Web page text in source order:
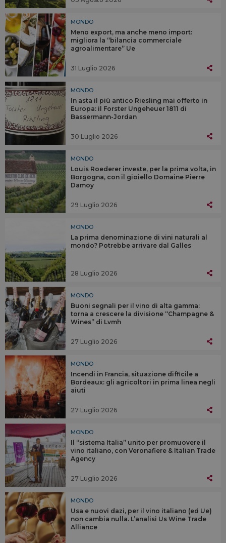
MONDO
Meno export, ma anche meno import:
migliora la “bilancia commerciale
agroalimentare” Ue
31 Luglio 2026
MONDO
In asta il più antico Riesling mai offerto in
Europa: il Forster Ungeheuer 1811 di
Bassermann-Jordan
30 Luglio 2026
MONDO
Louis Roederer investe, per la prima volta, in
Borgogna, con il gioiello Domaine Pierre
Damoy
29 Luglio 2026
MONDO
La prima denominazione di vini naturali al
mondo? Potrebbe arrivare dal Galles
28 Luglio 2026
MONDO
Buoni segnali per il vino di alta gamma:
torna a crescere la divisione “Champagne &
Wines” di Lvmh
27 Luglio 2026
MONDO
Incendi in Francia, situazione difficile a
Bordeaux: gli agricoltori in prima linea negli
aiuti
27 Luglio 2026
MONDO
Il “sistema Italia” unito per promuovere il
vino italiano, con Veronafiere & Italian Trade
Agency
27 Luglio 2026
MONDO
Usa e nuovi dazi, per il vino italiano (ed Ue)
non cambia nulla. L’analisi Us Wine Trade
Alliance